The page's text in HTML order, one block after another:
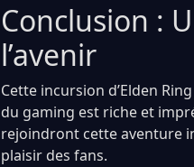
Conclusion :
l’avenir
Cette incursion d’Elden
du gaming est riche et
rejoindront cette aventure
plaisir des fans.